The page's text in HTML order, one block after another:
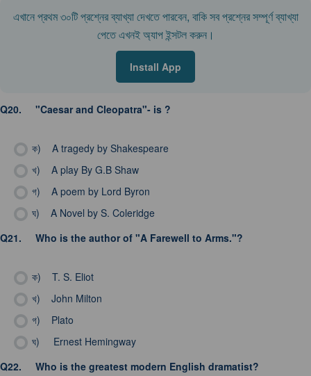
এখানে প্রথম ৩০টি প্রশ্নের ব্যাখ্যা দেখতে পারবেন, বাকি সব প্রশ্নের সম্পূর্ণ ব্যাখ্যা
পেতে এখনই অ্যাপ ইন্সটল করুন।
Install App
Q20. "Caesar and Cleopatra"- is ?
ক)
A tragedy by Shakespeare
খ)
A play By G.B Shaw
গ)
A poem by Lord Byron
ঘ)
A Novel by S. Coleridge
Q21.
Who is the author of "A Farewell to Arms."?
ক)
T. S. Eliot
খ)
John Milton
গ)
Plato
ঘ)
Ernest Hemingway
Q22.
Who is the greatest modern English dramatist?